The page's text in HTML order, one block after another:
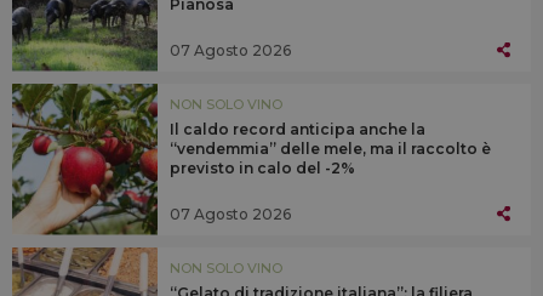
Pianosa
07 Agosto 2026
NON SOLO VINO
Il caldo record anticipa anche la
“vendemmia” delle mele, ma il raccolto è
previsto in calo del -2%
07 Agosto 2026
NON SOLO VINO